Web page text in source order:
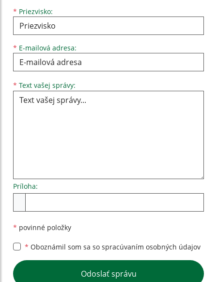
* Priezvisko:
* E-mailová adresa:
* Text vašej správy:
Príloha:
* povinné položky
* Oboznámil som sa so spracúvaním osobných údajov
Google reCaptcha Response
Odoslať správu